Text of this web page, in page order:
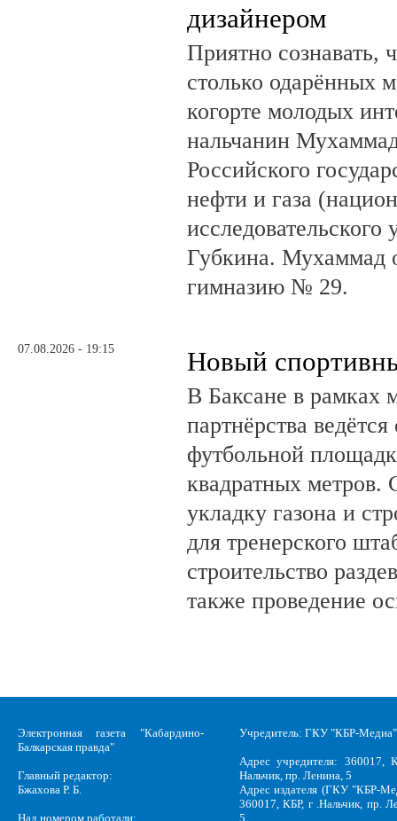
дизайнером
Приятно сознавать,
столько одарённых
когорте молодых
нальчанин
Российского
нефти и газа
Губкина. Мухаммад
гимназию № 29.
07.08.2026 - 19:15 Новый
В Баксане в рамках
партнёрства
футбольной
квадратных метров.
укладку газона и
для тренерского
строительство
также проведение
Электронная газета "Кабардино-
Балкарская правда"
Главный редактор:
Бжахова Р. Б.
Над номером работали:
Учредитель: ГКУ "КБР-Медиа"
Адрес учредителя: 360017,
Нальчик, пр. Ленина, 5
Адрес издателя (ГКУ "КБР-
360017, КБР, г .Нальчик, пр.
5